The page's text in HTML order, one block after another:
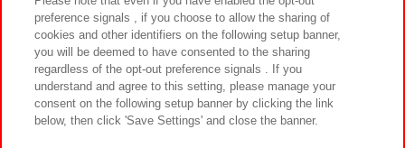
©Bandai Namco Amusement Inc.
preference signals , if you choose to allow the sharing of
cookies and other identifiers on the following setup banner,
you will be deemed to have consented to the sharing
regardless of the opt-out preference signals . If you
understand and agree to this setting, please manage your
consent on the following setup banner by clicking the link
below, then click 'Save Settings' and close the banner.